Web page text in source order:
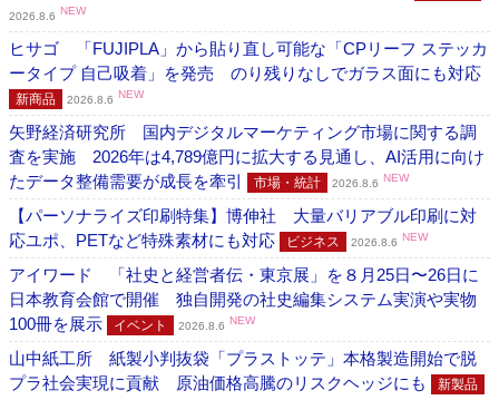
2026.8.6 NEW
ヒサゴ 「FUJIPLA」から貼り直し可能な「CPリーフ ステッカ
ータイプ 自己吸着」を発売 のり残りなしでガラス面にも対応
新商品 2026.8.6 NEW
矢野経済研究所 国内デジタルマーケティング市場に関する調
査を実施 2026年は4,789億円に拡大する見通し、AI活用に向け
たデータ整備需要が成長を牽引
市場・統計 2026.8.6 NEW
【パーソナライズ印刷特集】博伸社 大量バリアブル印刷に対
応ユポ、PETなど特殊素材にも対応
ビジネス 2026.8.6 NEW
アイワード 「社史と経営者伝・東京展」を８月25日〜26日に
日本教育会館で開催 独自開発の社史編集システム実演や実物
100冊を展示
イベント 2026.8.6 NEW
山中紙工所 紙製小判抜袋「プラストッテ」本格製造開始で脱
プラ社会実現に貢献 原油価格高騰のリスクヘッジにも
新製品